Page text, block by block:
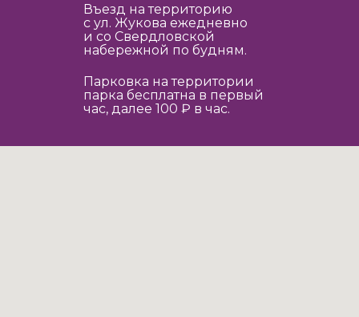
Въезд на территорию
с ул. Жукова ежедневно
и со Свердловской
набережной по будням.
Парковка на территории
парка бесплатна в первый
час, далее 100 ₽ в час.